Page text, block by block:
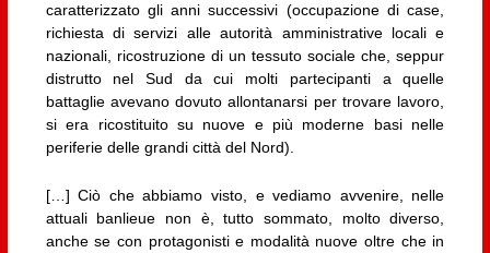
caratterizzato gli anni successivi (occupazione di case,
richiesta di servizi alle autorità amministrative locali e
nazionali, ricostruzione di un tessuto sociale che, seppur
distrutto nel Sud da cui molti partecipanti a quelle
battaglie avevano dovuto allontanarsi per trovare lavoro,
si era ricostituito su nuove e più moderne basi nelle
periferie delle grandi città del Nord).
[…] Ciò che abbiamo visto, e vediamo avvenire, nelle
attuali banlieue non è, tutto sommato, molto diverso,
anche se con protagonisti e modalità nuove oltre che in